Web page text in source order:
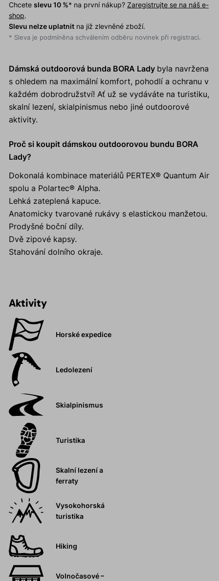
Chcete slevu 10 %* na první nákup? Zaregistrujte se na náš e-
shop.
Slevu nelze uplatnitna již zlevněné zboží.
* Sleva je podmíněna schválením odběru novinek při registraci.
Dámská outdoorová bunda BORA Lady byla navržena
s ohledem na maximální komfort, pohodlí a ochranu v
každém dobrodružství! Ať už se vydáváte na turistiku,
skalní lezení, skialpinismus nebo jiné outdoorové
aktivity.
Proč si koupit dámskou outdoorovou bundu BORA
Lady?
Dokonalá kombinace materiálů PERTEX® Quantum Air
spolu a Polartec® Alpha.
Lehká zateplená kapuce.
Anatomicky tvarované rukávy s elastickou manžetou.
Prodyšné boční díly.
Dvě zipové kapsy.
Stahování dolního okraje.
Aktivity
Horské expedice
Ledolezení
Skialpinismus
Turistika
Skalní lezení a
ferraty
Vysokohorská
turistika
Hiking
Volnočasové –